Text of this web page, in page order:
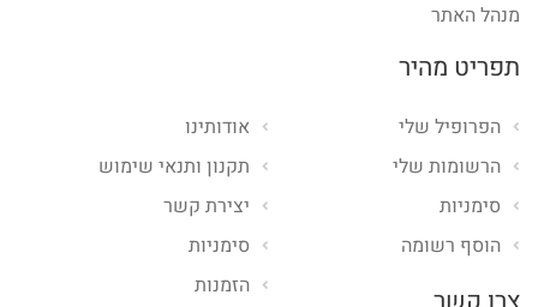
מנהל האתר
תפריט מהיר
אודותינו
תקנון ותנאי שימוש
יצירת קשר
סימניות
הזמנות
הפרופיל שלי
הרשומות שלי
סימניות
הוסף רשומה